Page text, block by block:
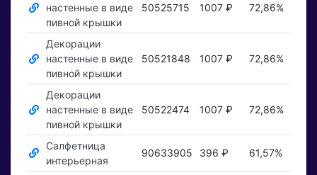
настенные в виде
пивной крышки
50525715 1007 ₽ 72,86%
Декорации
настенные в виде
пивной крышки
50521848 1007 ₽ 72,86%
Декорации
настенные в виде
пивной крышки
50522474 1007 ₽ 72,86%
Салфетница
интерьерная
90633905 396 ₽ 61,57%